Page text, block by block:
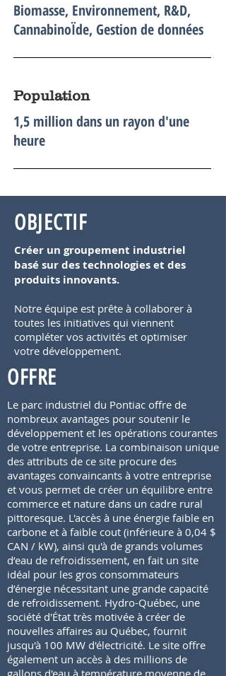
Biomasse, Environnement, R&D,
CannabinoÏde, Gestion de données
Population
1,5 million dans un rayon d'une
heure
OBJECTIF
Créer un groupement industriel
basé sur des technologies et des
produits innovants.
Notre équipe est prête à collaborer à
toutes les initiatives qui viennent
compléter vos activités et optimiser
votre développement.
OFFRE
Le parc industriel du Pontiac offre de
nombreux avantages pour soutenir le
développement et les opérations courantes
de votre entreprise. La combinaison unique
des attributs de ce site procure des
avantages convaincants à votre entreprise
et vous permet de créer un équilibre entre
commerce et nature dans un cadre rural
pittoresque. L'accès à une énergie faible en
carbone et à faible cout (inférieure à 0,04 $
CAN / kW), ainsi qu'à de grands volumes
d’eau de refroidissement, en fait un site
idéal pour les gros consommateurs
d’énergie nécessitant une grande capacité
de refroidissement. Hydro-Québec, une
société d'État très motivée à créer de
nouvelles affaires au Québec, fournit
jusqu'à 100 MW d'électricité. Le site offre
également un accès à des millions de
gallons d'eau à température moyenne de